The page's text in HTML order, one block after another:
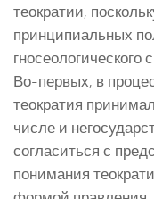
теократии,
принципиальных
гносеологического
Во-первых, в
теократия
числе и
согласиться с
понимания